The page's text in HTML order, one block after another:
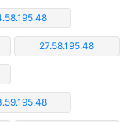
27.58.195.48